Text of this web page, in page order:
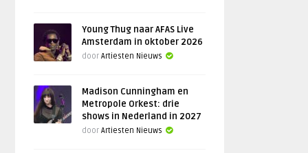
Young Thug naar AFAS Live
Amsterdam in oktober 2026
doorArtiesten Nieuws
Madison Cunningham en
Metropole Orkest: drie
shows in Nederland in 2027
doorArtiesten Nieuws